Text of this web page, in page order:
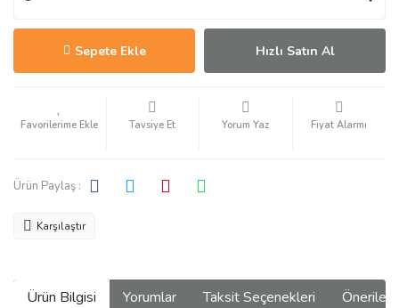
Sepete Ekle Hızlı Satın Al
Tavsiye Et Yorum Yaz Fiyat Alarmı
Ürün Paylaş :
Karşılaştır
Ürün Bilgisi Yorumlar Taksit Seçenekleri